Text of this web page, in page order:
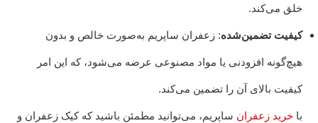
خلق می‌کند.
کیفیت تضمین‌شده: زعفران ساپریم به‌صورت خالص و بدون
هیچ‌گونه افزودنی یا مواد مصنوعی عرضه می‌شود، که این امر
کیفیت بالای آن را تضمین می‌کند.
با خرید زعفران ساپریم، می‌توانید مطمئن باشید که کیک زعفران و